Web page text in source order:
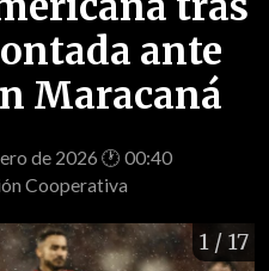
ante
Maracaná
de 2026 🕐 00:40
Cooperativa
1 / 17